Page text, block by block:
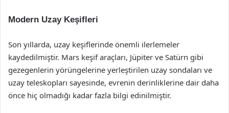
Modern Uzay Keşifleri
Son yıllarda, uzay keşiflerinde önemli ilerlemeler
kaydedilmiştir. Mars keşif araçları, Jüpiter ve Satürn gibi
gezegenlerin yörüngelerine yerleştirilen uzay sondaları ve
uzay teleskopları sayesinde, evrenin derinliklerine dair daha
önce hiç olmadığı kadar fazla bilgi edinilmiştir.